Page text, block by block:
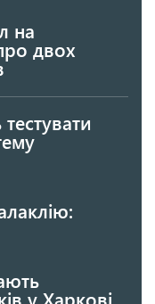
на
двох
у Харкові